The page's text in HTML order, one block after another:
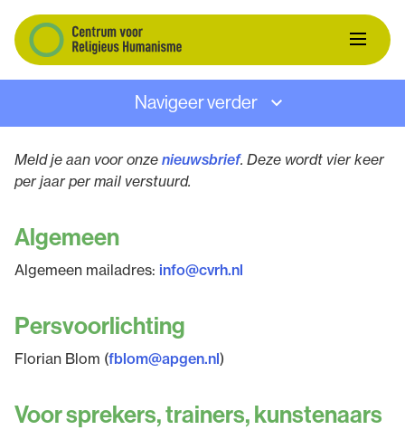
Navigeer verder
Meld je aan voor onze nieuwsbrief. Deze wordt vier keer
per jaar per mail verstuurd.
Algemeen
Algemeen mailadres: info@cvrh.nl
Persvoorlichting
Florian Blom (fblom@apgen.nl)
Voor sprekers, trainers, kunstenaars